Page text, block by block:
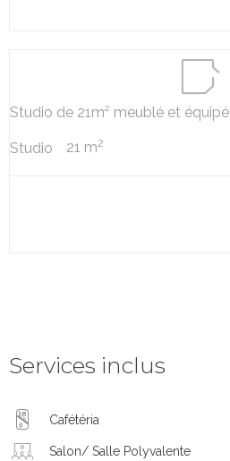
Studio de 21m² meublé et équipé
Studio 21 m2
Services inclus
Cafétéria
Salon/ Salle Polyvalente